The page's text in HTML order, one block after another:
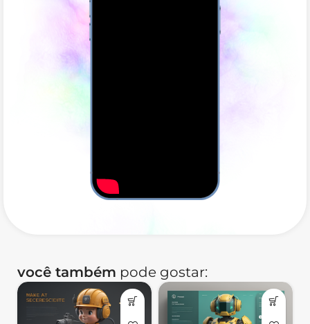
você também pode gostar: